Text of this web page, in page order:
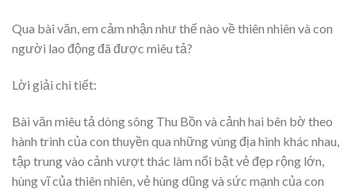
Qua bài văn, em cảm nhận như thế nào về thiên nhiên và con
người lao động đã được miêu tả?
Lời giải chi tiết:
Bài văn miêu tả dòng sông Thu Bồn và cảnh hai bên bờ theo
hành trình của con thuyền qua những vùng địa hình khác nhau,
tập trung vào cảnh vượt thác làm nổi bật vẻ đẹp rộng lớn,
hùng vĩ của thiên nhiên, vẻ hùng dũng và sức mạnh của con